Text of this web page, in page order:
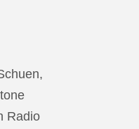
Radio